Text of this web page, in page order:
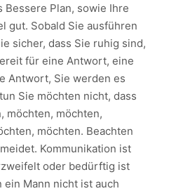
Bessere Plan, sowie Ihre
gut. Sobald Sie ausführen
sicher, dass Sie ruhig sind,
für eine Antwort, eine
Antwort, Sie werden es
Sie möchten nicht, dass
möchten, möchten,
möchten. Beachten
Kommunikation ist
oder bedürftig ist
ein Mann nicht ist auch